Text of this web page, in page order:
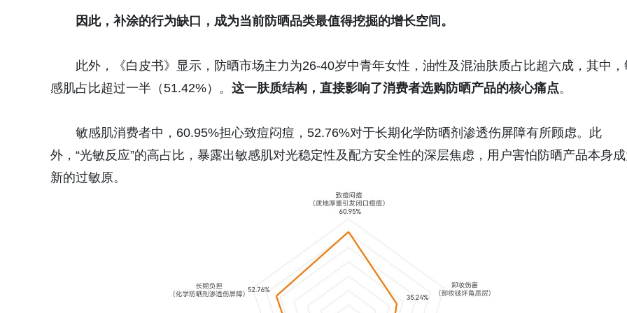
因此，补涂的行为缺口，成为当前防晒品类最值得挖掘的增长空间。
此外，《白皮书》显示，防晒市场主力为26-40岁中青年女性，油性及混油肤质占比超六成，其中，
感肌占比超过一半（51.42%）。 这一肤质结构，直接影响了消费者选购防晒产品的核心痛点。
敏感肌消费者中，60.95%担心致痘闷痘，52.76%对于长期化学防晒剂渗透伤屏障有所顾虑。此
外，“光敏反应”的高占比，暴露出敏感肌对光稳定性及配方安全性的深层焦虑，用户害怕防晒产品本身
新的过敏原。